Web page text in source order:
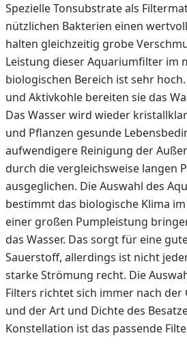
Spezielle Tonsubstrate als
nützlichen Bakterien einen
halten gleichzeitig grobe
Leistung dieser Aquariumfilter im
biologischen Bereich ist sehr
und Aktivkohle bereiten sie das
Das Wasser wird wieder
und Pflanzen gesunde
aufwendigere Reinigung der
durch die vergleichsweise langen
ausgeglichen. Die Auswahl des
bestimmt das biologische Klima
einer großen Pumpleistung
das Wasser. Das sorgt für eine
Sauerstoff, allerdings ist nicht
starke Strömung recht. Die
Filters richtet sich immer nach der
und der Art und Dichte des
Konstellation ist das passende